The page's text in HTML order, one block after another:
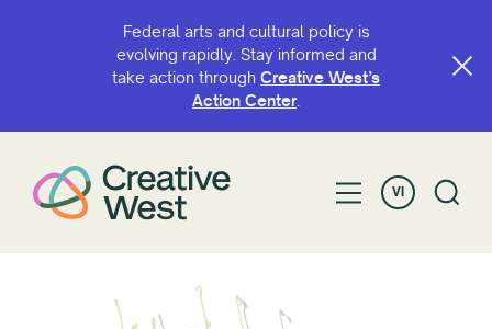
Federal arts and cultural policy is
evolving rapidly. Stay informed and
take action through Creative West’s
Action Center.
VI